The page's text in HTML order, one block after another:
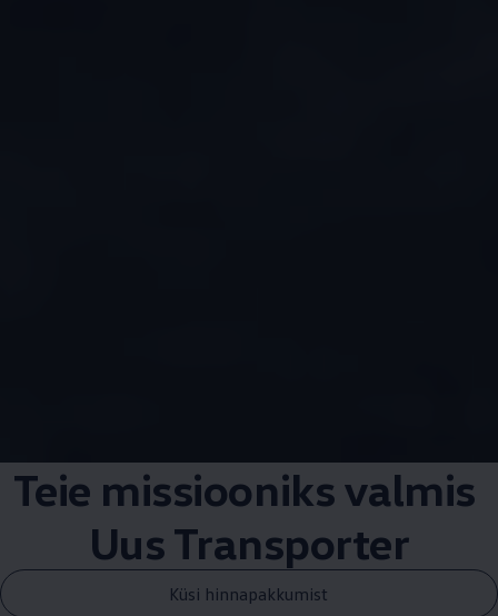
Teie missiooniks valmis
Uus Transporter
Küsi hinnapakkumist